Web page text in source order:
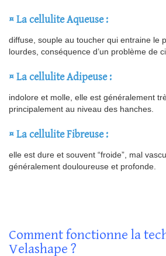
¤ La cellulite Aqueuse :
diffuse, souple au toucher qui entraine le
lourdes, conséquence d’un problème de
¤ La cellulite Adipeuse :
indolore et molle, elle est généralement
principalement au niveau des hanches.
¤ La cellulite Fibreuse :
elle est dure et souvent “froide”, mal
généralement douloureuse et profonde.
Comment fonctionne la
Velashape ?